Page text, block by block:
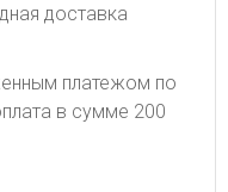
доставка
платежом по
в сумме 200